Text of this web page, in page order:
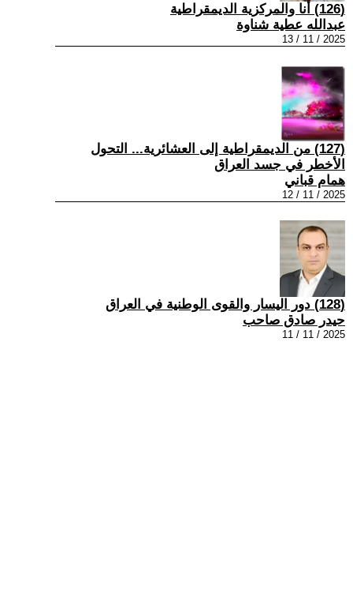
(126) أنا والمركزية الديمقراطية
عبدالله عطية شناوة
2025 / 11 / 13
(127) من الديمقراطية إلى العشائرية... التحول
الأخطر في جسد العراق
همام قباني
2025 / 11 / 12
(128) دور اليسار والقوى الوطنية في العراق
حيدر صادق صاحب
2025 / 11 / 11